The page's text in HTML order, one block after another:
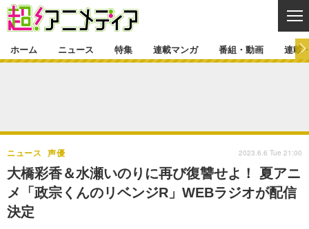
ゲーム・アプリ マンガ
グッズ イベント
特集一覧 カバー
ラキりす
連載マンガ
連載マンガ一覧
番組・動画
番組・動画一覧 ラジオ
連載・ブログ
ホーム ニュース 特集 連載マンガ 番組・動画 連載
大橋彩香＆水瀬いのりに再び復讐せよ！ 夏アニ
メ「政宗くんのリベンジR」WEBラジオが配信
決定
ニュース 声優 2023.6.6 Tue 21:00